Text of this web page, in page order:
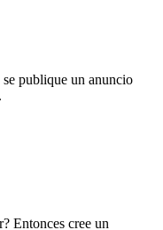
publique un anuncio
Entonces cree un